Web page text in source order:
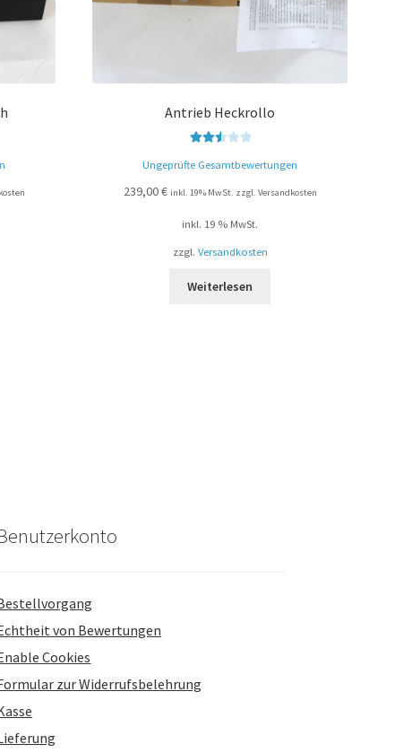
Antrieb Heckrollo
et mit
2.58
Ungeprüfte Gesamtbewertungen
239,00€ inkl. 19% MwSt. zzgl. Versandkosten
inkl. 19 % MwSt.
zzgl. Versandkosten
Weiterlesen
von Bewertungen
Cookies
zur Widerrufsbelehrung